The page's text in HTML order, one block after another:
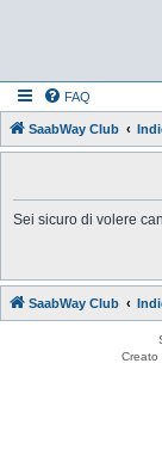
FAQ
SaabWay Club
Sei sicuro di volere
SaabWay Club
Creato